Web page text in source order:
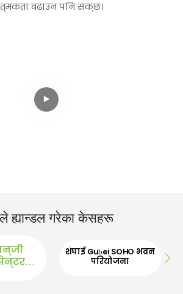
बढाउन पनि सक्छ।
ह्यान्डल गरेका केसहरू
शंघाई Gubei SOHO भवन
परियोजना